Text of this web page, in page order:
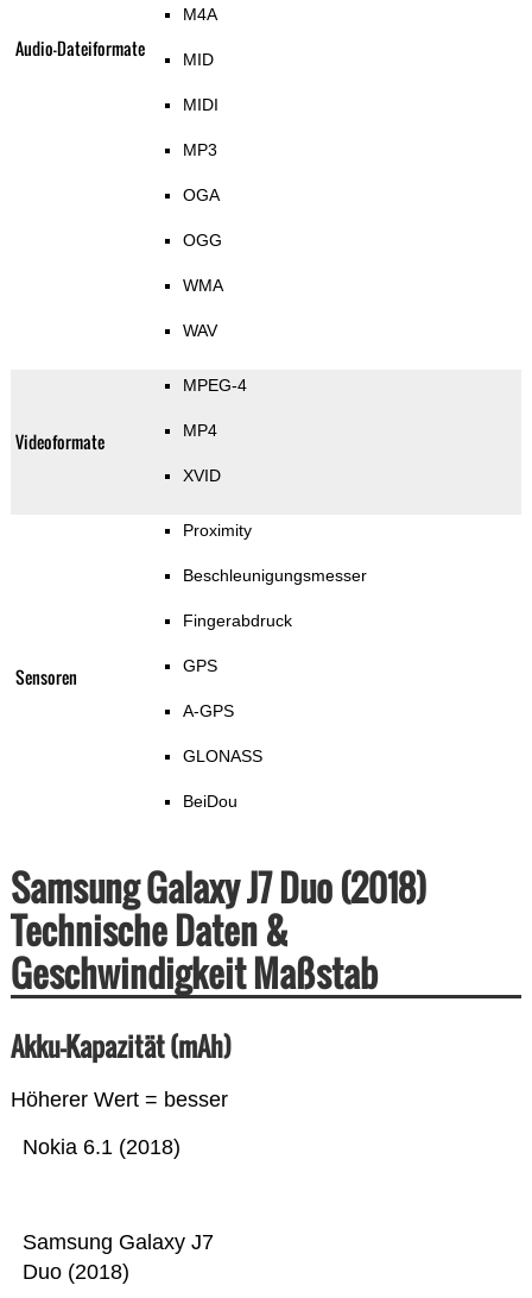
Audio-Dateiformate
M4A
MID
MIDI
MP3
OGA
OGG
WMA
WAV
Videoformate
MPEG-4
MP4
XVID
Sensoren
Proximity
Beschleunigungsmesser
Fingerabdruck
GPS
A-GPS
GLONASS
BeiDou
Samsung Galaxy J7 Duo (2018)
Technische Daten &
Geschwindigkeit Maßstab
Akku-Kapazität (mAh)
Höherer Wert = besser
Samsung Galaxy J7
Duo (2018)
Nokia 6.1 (2018)